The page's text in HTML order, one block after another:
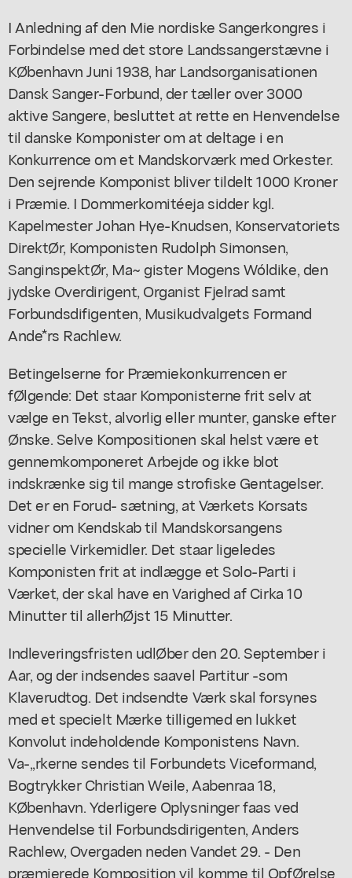
I Anledning af den Mie nordiske Sangerkongres i
Forbindelse med det store Landssangerstævne i
KØbenhavn Juni 1938, har Landsorganisationen
Dansk Sanger-Forbund, der tæller over 3000
aktive Sangere, besluttet at rette en Henvendelse
til danske Komponister om at deltage i en
Konkurrence om et Mandskorværk med Orkester.
Den sejrende Komponist bliver tildelt 1000 Kroner
i Præmie. I Dommerkomitéeja sidder kgl.
Kapelmester Johan Hye-Knudsen, Konservatoriets
DirektØr, Komponisten Rudolph Simonsen,
SanginspektØr, Ma~ gister Mogens Wóldike, den
jydske Overdirigent, Organist Fjelrad samt
Forbundsdifigenten, Musikudvalgets Formand
Ande*rs Rachlew.
Betingelserne for Præmiekonkurrencen er
fØlgende: Det staar Komponisterne frit selv at
vælge en Tekst, alvorlig eller munter, ganske efter
Ønske. Selve Kompositionen skal helst være et
gennemkomponeret Arbejde og ikke blot
indskrænke sig til mange strofiske Gentagelser.
Det er en Forud- sætning, at Værkets Korsats
vidner om Kendskab til Mandskorsangens
specielle Virkemidler. Det staar ligeledes
Komponisten frit at indlægge et Solo-Parti i
Værket, der skal have en Varighed af Cirka 10
Minutter til allerhØjst 15 Minutter.
Indleveringsfristen udlØber den 20. September i
Aar, og der indsendes saavel Partitur -som
Klaverudtog. Det indsendte Værk skal forsynes
med et specielt Mærke tilligemed en lukket
Konvolut indeholdende Komponistens Navn.
Va-,,rkerne sendes til Forbundets Viceformand,
Bogtrykker Christian Weile, Aabenraa 18,
KØbenhavn. Yderligere Oplysninger faas ved
Henvendelse til Forbundsdirigenten, Anders
Rachlew, Overgaden neden Vandet 29. - Den
præmierede Komposition vil komme til OpfØrelse